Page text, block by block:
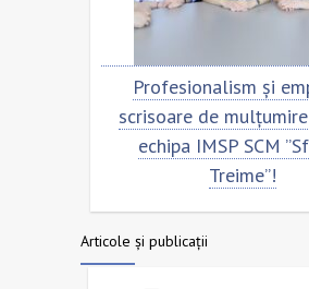
Profesionalism și empatie:
scrisoare de mulțumire pentru
echipa IMSP SCM ”Sfânta
Treime”!
Articole și publicații